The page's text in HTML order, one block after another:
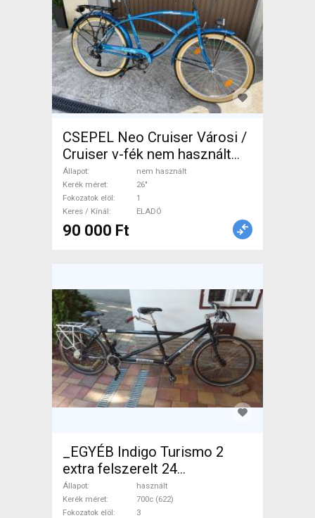
CSEPEL Neo Cruiser Városi /
Cruiser v-fék nem használt
ELADÓ
Állapot
nem használt
Kerék méret
26"
Fokozatok elöl
1
Keres / Kínál
ELADÓ
90 000 Ft
_EGYÉB Indigo Turismo 2
extra felszerelt 24
sebesseges Tandem használt
ELADÓ
Állapot
használt
Kerék méret
700c (622)
Fokozatok elöl
3